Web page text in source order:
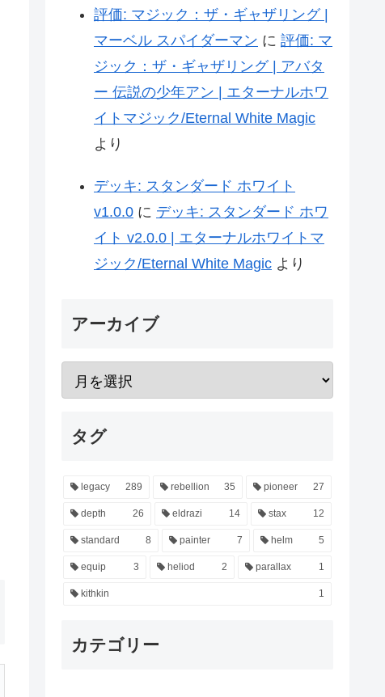
評価: マジック：ザ・ギャザリング |
マーベル スパイダーマン に 評価: マ
ジック：ザ・ギャザリング | アバタ
ー 伝説の少年アン | エターナルホワ
イトマジック/Eternal White Magic
より
デッキ: スタンダード ホワイト
v1.0.0 に デッキ: スタンダード ホワ
イト v2.0.0 | エターナルホワイトマ
ジック/Eternal White Magic より
アーカイブ
タグ
legacy 289 rebellion 35 pioneer 27
depth 26 eldrazi 14 stax 12
standard 8 painter 7 helm 5
equip 3 heliod 2 parallax 1
kithkin 1
カテゴリー